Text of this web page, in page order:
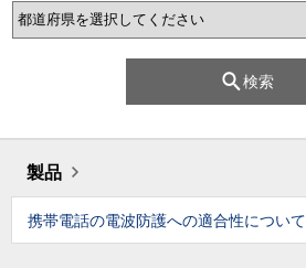
検索
製品
携帯電話の電波防護への適合性について